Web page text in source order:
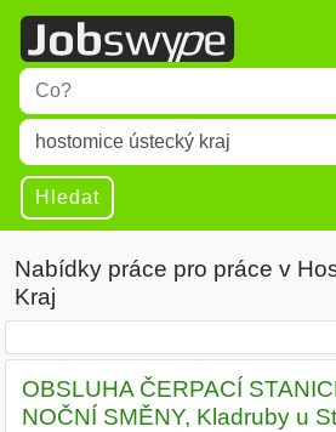
Title
Type 1 or more characters for results.
Místo
Type 1 or more characters for results.
Hledat
Nabídky práce pro práce v
Kraj
OBSLUHA ČERPACÍ
NOČNÍ SMĚNY, Kladruby u